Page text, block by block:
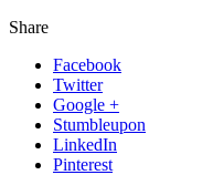
Share
Facebook
Twitter
Google +
Stumbleupon
LinkedIn
Pinterest